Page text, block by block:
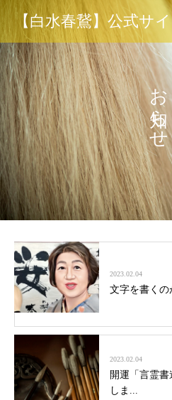
【白水春鵞】公式サイ
お知らせ
2023.02.04
文字を書く
2023.02.04
開運「言霊
しま...